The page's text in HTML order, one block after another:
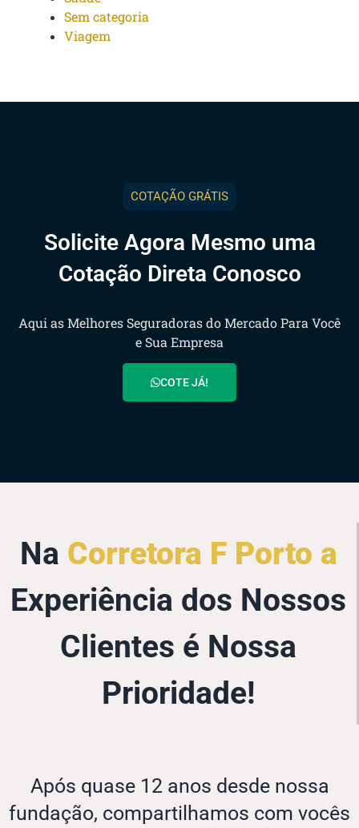
Sem categoria
Viagem
COTAÇÃO GRÁTIS
Solicite Agora Mesmo uma
Cotação Direta Conosco
Aqui as Melhores Seguradoras do Mercado Para Você
e Sua Empresa
COTE JÁ!
Na Corretora F Porto a
Experiência dos Nossos
Clientes é Nossa
Prioridade!
Após quase 12 anos desde nossa
fundação, compartilhamos com vocês